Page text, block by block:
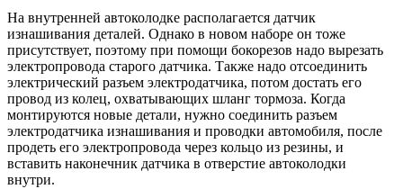
На внутренней автоколодке располагается датчик
изнашивания деталей. Однако в новом наборе он тоже
присутствует, поэтому при помощи бокорезов надо вырезать
электропровода старого датчика. Также надо отсоединить
электрический разъем электродатчика, потом достать его
провод из колец, охватывающих шланг тормоза. Когда
монтируются новые детали, нужно соединить разъем
электродатчика изнашивания и проводки автомобиля, после
продеть его электропровода через кольцо из резины, и
вставить наконечник датчика в отверстие автоколодки
внутри.